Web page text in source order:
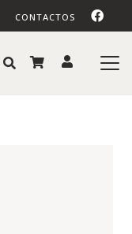
CONTACTOS